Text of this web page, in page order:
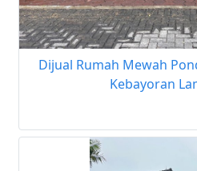
Dijual Rumah Mewah
Kebayoran